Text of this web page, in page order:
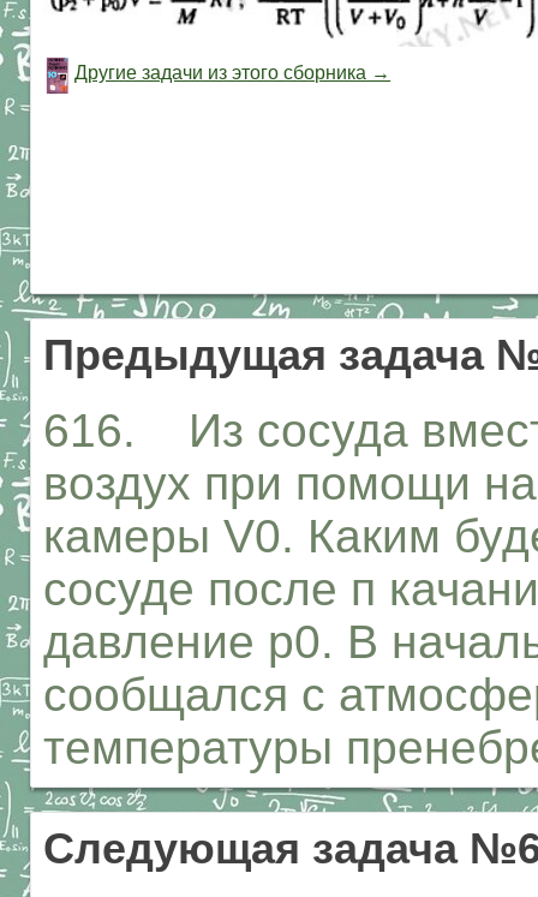
Другие задачи из этого сборника →
Предыдущая задача
616. Из сосуда
воздух при помощи
камеры V0. Каким
сосуде после п
давление р0. В
сообщался с
температуры
Следующая задача